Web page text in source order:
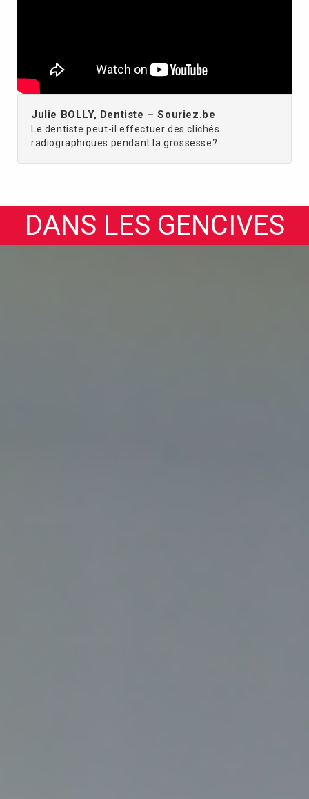
Julie BOLLY, Dentiste – Souriez.be
Le dentiste peut-il effectuer des clichés
radiographiques pendant la grossesse?
DANS LES GENCIVES